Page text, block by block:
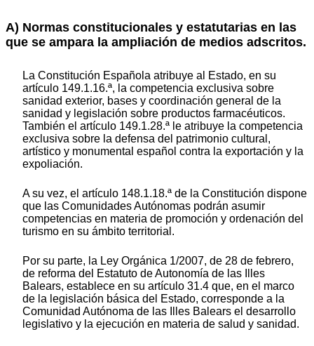
A) Normas constitucionales y estatutarias en las
que se ampara la ampliación de medios adscritos.
La Constitución Española atribuye al Estado, en su
artículo 149.1.16.ª, la competencia exclusiva sobre
sanidad exterior, bases y coordinación general de la
sanidad y legislación sobre productos farmacéuticos.
También el artículo 149.1.28.ª le atribuye la competencia
exclusiva sobre la defensa del patrimonio cultural,
artístico y monumental español contra la exportación y la
expoliación.
A su vez, el artículo 148.1.18.ª de la Constitución dispone
que las Comunidades Autónomas podrán asumir
competencias en materia de promoción y ordenación del
turismo en su ámbito territorial.
Por su parte, la Ley Orgánica 1/2007, de 28 de febrero,
de reforma del Estatuto de Autonomía de las Illes
Balears, establece en su artículo 31.4 que, en el marco
de la legislación básica del Estado, corresponde a la
Comunidad Autónoma de las Illes Balears el desarrollo
legislativo y la ejecución en materia de salud y sanidad.